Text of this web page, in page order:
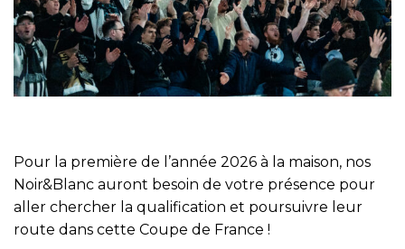
Pour la première de l’année 2026 à la maison, nos
Noir&Blanc auront besoin de votre présence pour
aller chercher la qualification et poursuivre leur
route dans cette Coupe de France !